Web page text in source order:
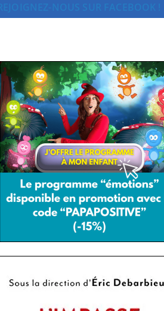
REJOIGNEZ-NOUS SUR FACEBOOK !